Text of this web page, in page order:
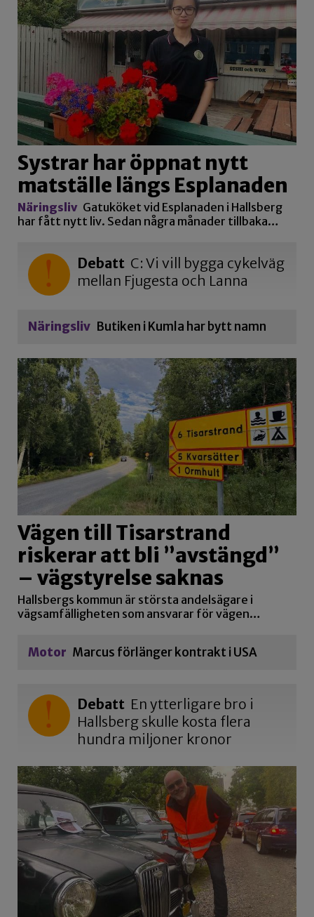
Systrar har öppnat nytt
matställe längs Esplanaden
Näringsliv Gatuköket vid Esplanaden i Hallsberg
har fått nytt liv. Sedan några månader tillbaka…
Debatt C: Vi vill bygga cykelväg
mellan Fjugesta och Lanna
Näringsliv Butiken i Kumla har bytt namn
Vägen till Tisarstrand
riskerar att bli ”avstängd”
– vägstyrelse saknas
Hallsbergs kommun är största andelsägare i
vägsamfälligheten som ansvarar för vägen…
Motor Marcus förlänger kontrakt i USA
Debatt En ytterligare bro i
Hallsberg skulle kosta flera
hundra miljoner kronor